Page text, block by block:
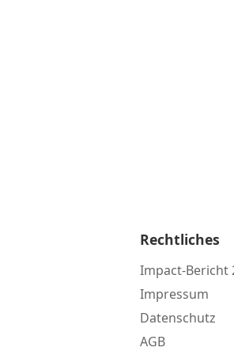
Rechtliches
Impact-Bericht
Impressum
Datenschutz
AGB